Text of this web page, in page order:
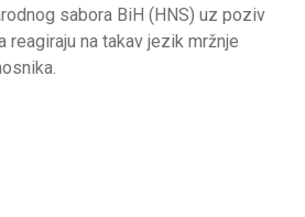
sabora BiH (HNS) uz poziv
reagiraju na takav jezik mržnje